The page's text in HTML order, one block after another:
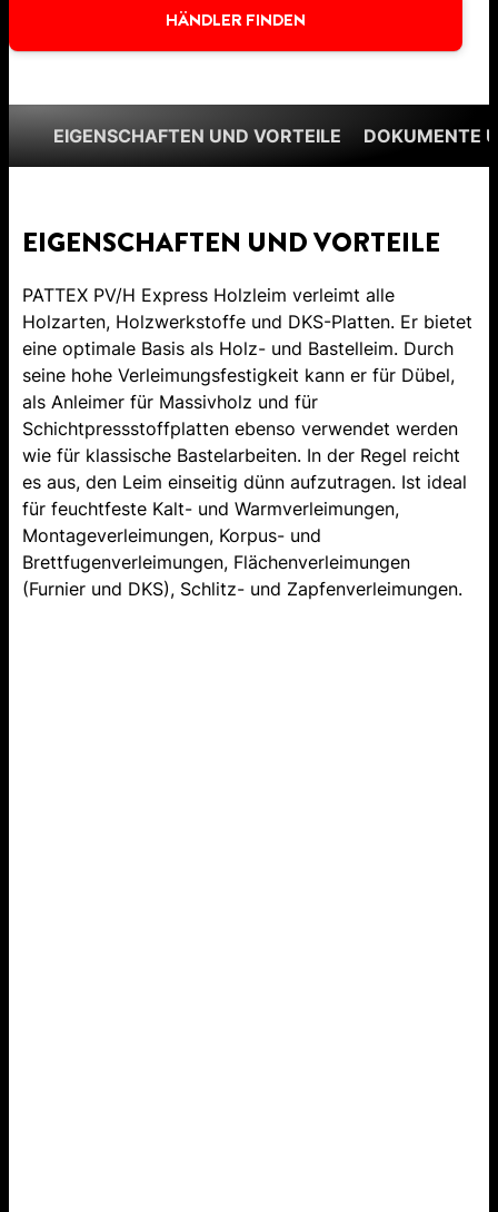
HÄNDLER FINDEN
EIGENSCHAFTEN UND VORTEILE DOKUMENTE
EIGENSCHAFTEN UND VORTEILE
PATTEX PV/H Express Holzleim verleimt alle
Holzarten, Holzwerkstoffe und DKS-Platten. Er bietet
eine optimale Basis als Holz- und Bastelleim. Durch
seine hohe Verleimungsfestigkeit kann er für Dübel,
als Anleimer für Massivholz und für
Schichtpressstoffplatten ebenso verwendet werden
wie für klassische Bastelarbeiten. In der Regel reicht
es aus, den Leim einseitig dünn aufzutragen. Ist ideal
für feuchtfeste Kalt- und Warmverleimungen,
Montageverleimungen, Korpus- und
Brettfugenverleimungen, Flächenverleimungen
(Furnier und DKS), Schlitz- und Zapfenverleimungen.